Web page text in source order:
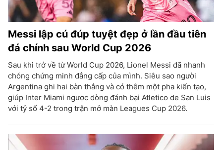
Messi lập cú đúp tuyệt đẹp ở lần đầu tiên
đá chính sau World Cup 2026
Sau khi trở về từ World Cup 2026, Lionel Messi đã nhanh
chóng chứng minh đẳng cấp của mình. Siêu sao người
Argentina ghi hai bàn thắng và có thêm một pha kiến tạo,
giúp Inter Miami ngược dòng đánh bại Atletico de San Luis
với tỷ số 4-2 trong trận mở màn Leagues Cup 2026.